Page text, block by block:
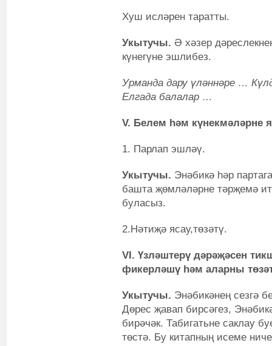
Хуш исләрен таратты.
Укытучы. Ә хәзер
күнегүне эшлибез.
Урманда дару үләннәре …
Елгада балалар …
V. Белем һәм күнекмәләрне
1. Парлап эшләү.
Укытучы. Энәбикә һәр
башта җөмләләрне тәрҗемә
буласыз.
2.Нәтиҗә ясау,төзәтү.
VI. Үзләштерү дәрәҗәсен
фикерләшү һәм аларны
Укытучы. Энәбикәнең сезгә
Дөрес җавап бирсәгез,
бирәчәк. Табигатьне саклау
төстә. Бу китапның исеме